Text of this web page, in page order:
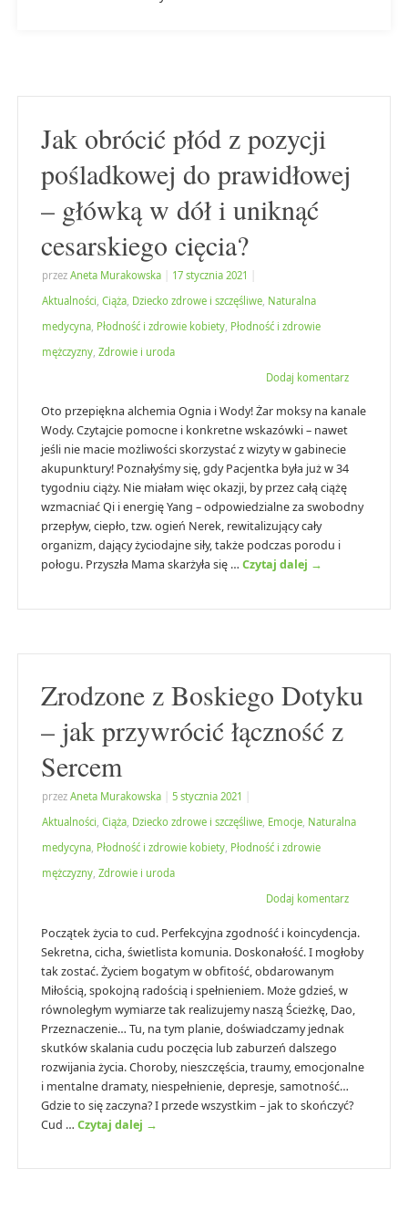
Jak obrócić płód z pozycji
pośladkowej do prawidłowej
– główką w dół i uniknąć
cesarskiego cięcia?
przezAneta Murakowska 17 stycznia 2021
Aktualności ,Ciąża Dziecko zdrowe i szczęśliwe Naturalna
medycyna Płodność i zdrowie kobiety Płodność i zdrowie
mężczyzny ,Zdrowie i uroda
Dodaj komentarz
Oto przepiękna alchemia Ognia i Wody! Żar moksy na kanale
Wody. Czytajcie pomocne i konkretne wskazówki – nawet
jeśli nie macie możliwości skorzystać z wizyty w gabinecie
akupunktury! Poznałyśmy się, gdy Pacjentka była już w 34
tygodniu ciąży. Nie miałam więc okazji, by przez całą ciążę
wzmacniać Qi i energię Yang – odpowiedzialne za swobodny
przepływ, ciepło, tzw. ogień Nerek, rewitalizujący cały
organizm, dający życiodajne siły, także podczas porodu i
połogu. Przyszła Mama skarżyła się …Czytaj dalej →
Zrodzone z Boskiego Dotyku
– jak przywrócić łączność z
Sercem
przezAneta Murakowska 5 stycznia 2021
Aktualności,Ciąża, Dziecko zdrowe i szczęśliwe, Emocje, Naturalna
medycyna, Płodność i zdrowie kobiety, Płodność i zdrowie
mężczyzny,Zdrowie i uroda
Dodaj komentarz
Początek życia to cud. Perfekcyjna zgodność i koincydencja.
Sekretna, cicha, świetlista komunia. Doskonałość. I mogłoby
tak zostać. Życiem bogatym w obfitość, obdarowanym
Miłością, spokojną radością i spełnieniem. Może gdzieś, w
równoległym wymiarze tak realizujemy naszą Ścieżkę, Dao,
Przeznaczenie… Tu, na tym planie, doświadczamy jednak
skutków skalania cudu poczęcia lub zaburzeń dalszego
rozwijania życia. Choroby, nieszczęścia, traumy, emocjonalne
i mentalne dramaty, niespełnienie, depresje, samotność…
Gdzie to się zaczyna? I przede wszystkim – jak to skończyć?
Cud …Czytaj dalej →